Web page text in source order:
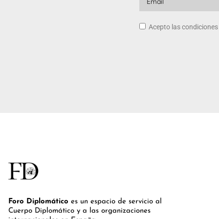
Acepto las
Foro Diplomático es un espacio de servicio al
Cuerpo Diplomático y a las organizaciones